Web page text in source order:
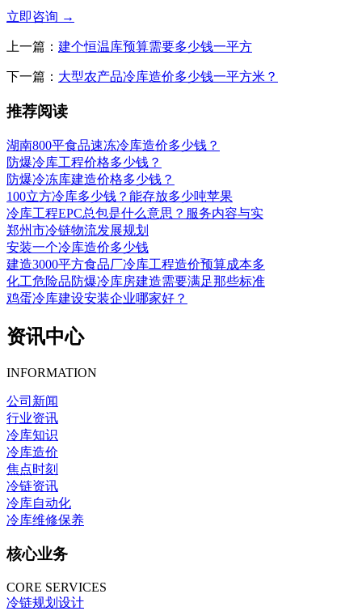
立即咨询 →
上一篇： 建个恒温库预算需要多少钱一平方
下一篇： 大型农产品冷库造价多少钱一平方米？
推荐阅读
湖南800平食品速冻冷库造价多少钱？
防爆冷库工程价格多少钱？
防爆冷冻库建造价格多少钱？
100立方冷库多少钱？能存放多少吨苹果
冷库工程EPC总包是什么意思？服务内容与实
郑州市冷链物流发展规划
安装一个冷库造价多少钱
建造3000平方食品厂冷库工程造价预算成本多
化工危险品防爆冷库房建造需要满足那些标准
鸡蛋冷库建设安装企业哪家好？
资讯中心
INFORMATION
公司新闻
行业资讯
冷库知识
冷库造价
焦点时刻
冷链资讯
冷库自动化
冷库维修保养
核心业务
CORE SERVICES
冷链规划设计